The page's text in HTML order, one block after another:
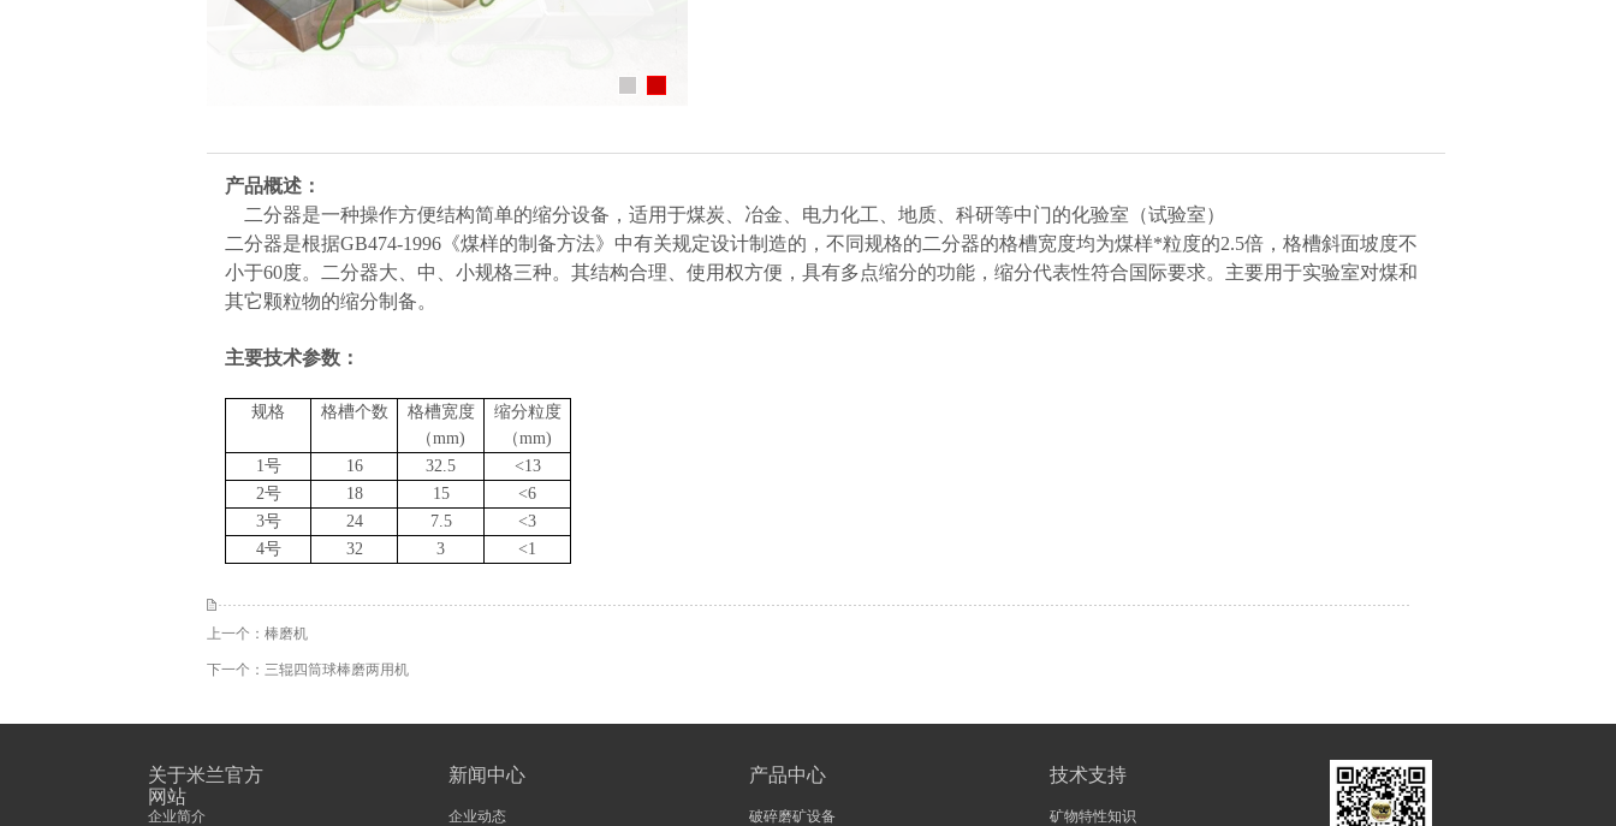
产品概述：
二分器是一种操作方便结构简单的缩分设备，适用于煤炭、冶金、电力化工、地质、科研等中门的化验室（试验室）
二分器是根据GB474-1996《煤样的制备方法》中有关规定设计制造的，不同规格的二分器的格槽宽度均为煤样*粒度的2.5倍，格槽斜面坡度不
小于60度。二分器大、中、小规格三种。其结构合理、使用权方便，具有多点缩分的功能，缩分代表性符合国际要求。主要用于实验室对煤和
其它颗粒物的缩分制备。
主要技术参数：
规格 格槽个数
格槽宽度
（mm)
缩分粒度
（mm)
1号
16 32.5
<13
2号
18 15
<6
3号
24 7.5
<3
4号
32 3 <1
上一个： 棒磨机
下一个： 三辊四筒球棒磨两用机
关于米兰官方
网站
企业简介
新闻中心
企业动态
产品中心
破碎磨矿设备
技术支持
矿物特性知识